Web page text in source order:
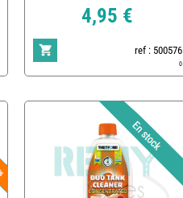
4,95 €
ref : 500576
0